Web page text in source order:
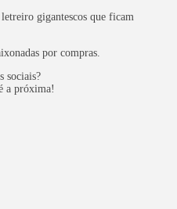
gigantescos que ficam
por compras.
sociais?
a próxima!